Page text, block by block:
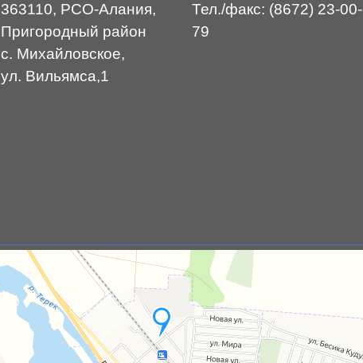
363110, РСО-Алания,
Пригородный район
с. Михайловское,
ул. Вильямса,1
Тел./факс: (8672) 23-00-
79